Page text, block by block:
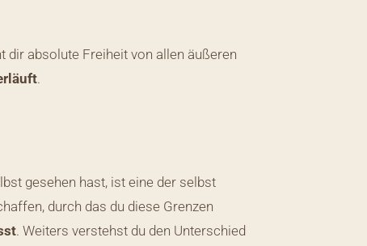
dir absolute Freiheit von allen äußeren
.
gesehen hast, ist eine der selbst
durch das du diese Grenzen
. Weiters verstehst du den Unterschied